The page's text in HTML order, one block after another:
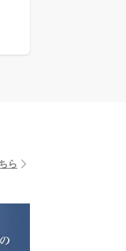
ら